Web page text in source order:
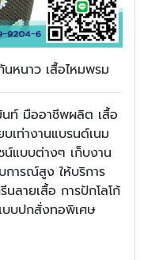
นหนาว เสื้อไหมพรม
นท์ มืออาชีพผลิต เสื้อ
เท่างานแบรนด์เนม
น์แบบต่างๆ เก็บงาน
การณ์สูง ให้บริการ
ลายเสื้อ การปักโลโก้
บปกสั่งทอพิเศษ